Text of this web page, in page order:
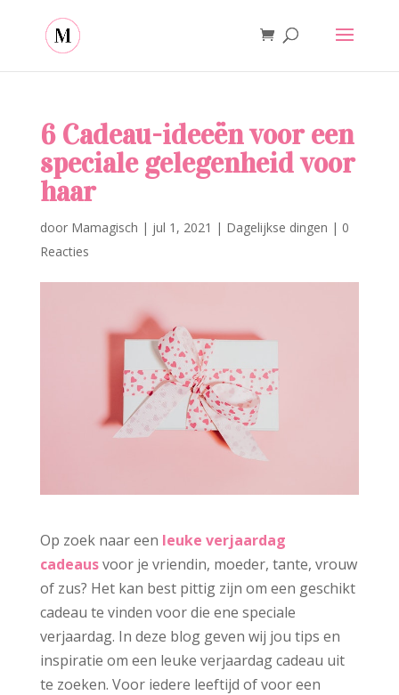
6 Cadeau-ideeën voor een
speciale gelegenheid voor
haar
door Mamagisch | jul 1, 2021 | Dagelijkse dingen | 0
Reacties
Op zoek naar een leuke verjaardag
cadeausvoor je vriendin, moeder, tante, vrouw
of zus? Het kan best pittig zijn om een geschikt
cadeau te vinden voor die ene speciale
verjaardag. In deze blog geven wij jou tips en
inspiratie om een leuke verjaardag cadeau uit
te zoeken. Voor iedere leeftijd of voor een